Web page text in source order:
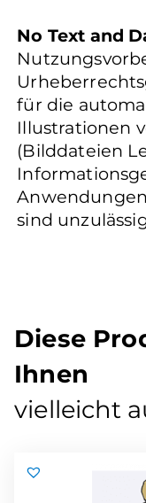
No Text and
für die
Illustrationen
(Bilddateien
sind
Diese
Ihnen
vielleicht